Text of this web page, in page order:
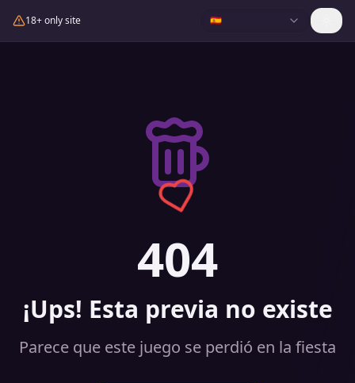
18+ only site 🇪🇸
404
¡Ups! Esta previa no existe
Parece que este juego se perdió en la fiesta